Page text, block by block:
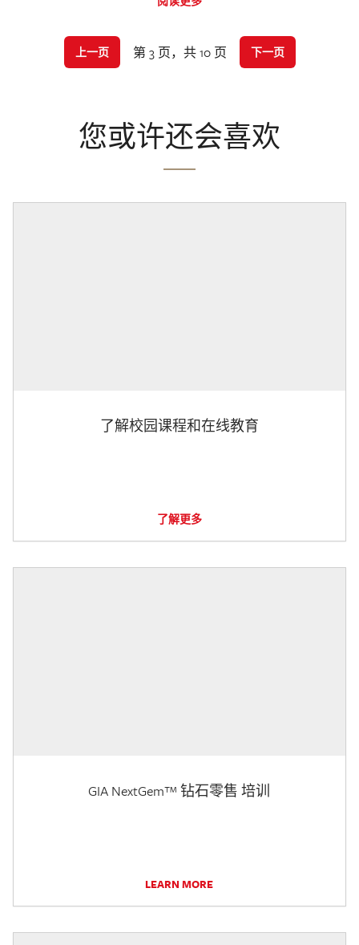
上一页 第 3 页，共 10 页 下一页
您或许还会喜欢
了解校园课程和在线教育
了解更多
GIA NextGem™ 钻石零售 培训
LEARN MORE